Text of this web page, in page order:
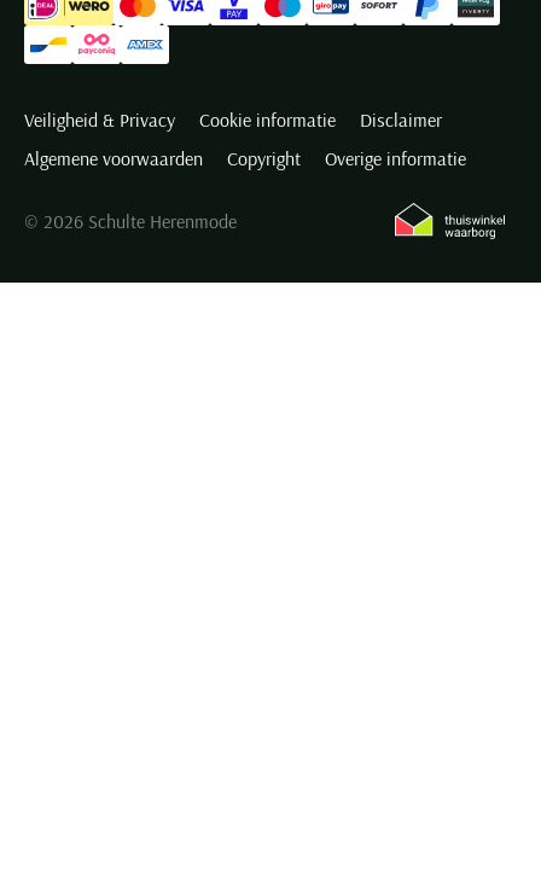
Veiligheid & Privacy Cookie informatie
Disclaimer
Algemene voorwaarden
Copyright Overige informatie
© 2026 Schulte Herenmode